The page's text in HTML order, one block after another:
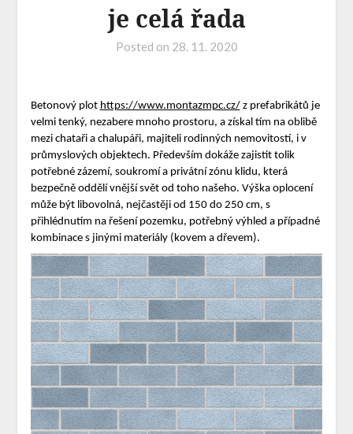
je celá řada
Posted on 28. 11. 2020
Betonový plot https://www.montazmpc.cz/z prefabrikátů je
velmi tenký, nezabere mnoho prostoru, a získal tím na oblibě
mezi chataři a chalupáři, majiteli rodinných nemovitostí, i v
průmyslových objektech. Především dokáže zajistit tolik
potřebné zázemí, soukromí a privátní zónu klidu, která
bezpečně oddělí vnější svět od toho našeho. Výška oplocení
může být libovolná, nejčastěji od 150 do 250 cm, s
přihlédnutím na řešení pozemku, potřebný výhled a případné
kombinace s jinými materiály (kovem a dřevem).